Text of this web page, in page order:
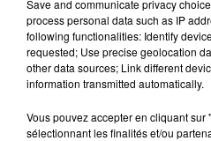
Votre e-mail*
Save and communicate privacy
process personal data such as IP
following functionalities: Identify
requested; Use precise geolocation
other data sources; Link different
information transmitted automatically.
Vous pouvez accepter en cliquant sur
sélectionnant les finalités et/ou